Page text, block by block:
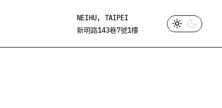
NEIHU, TAIPEI
新明路143巷7號1樓